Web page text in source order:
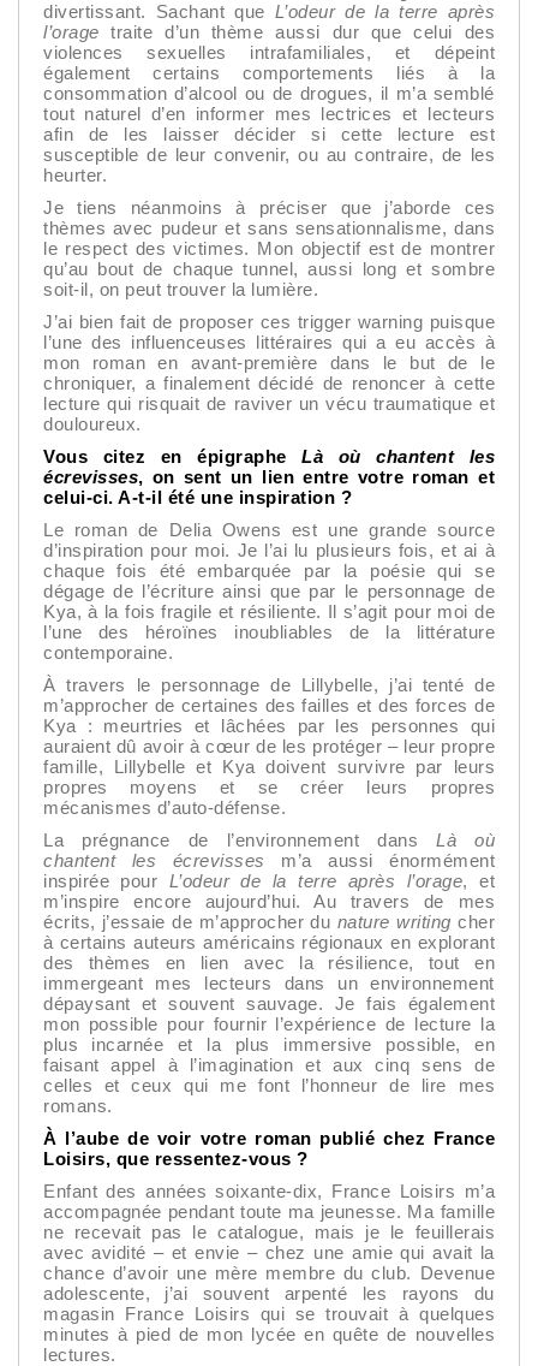
divertissant. Sachant que L’odeur de la terre après
l’orage traite d’un thème aussi dur que celui des
violences sexuelles intrafamiliales, et dépeint
également certains comportements liés à la
consommation d’alcool ou de drogues, il m’a semblé
tout naturel d’en informer mes lectrices et lecteurs
afin de les laisser décider si cette lecture est
susceptible de leur convenir, ou au contraire, de les
heurter.
Je tiens néanmoins à préciser que j’aborde ces
thèmes avec pudeur et sans sensationnalisme, dans
le respect des victimes. Mon objectif est de montrer
qu’au bout de chaque tunnel, aussi long et sombre
soit-il, on peut trouver la lumière.
J’ai bien fait de proposer ces trigger warning puisque
l’une des influenceuses littéraires qui a eu accès à
mon roman en avant-première dans le but de le
chroniquer, a finalement décidé de renoncer à cette
lecture qui risquait de raviver un vécu traumatique et
douloureux.
Vous citez en épigraphe Là où chantent les
écrevisses, on sent un lien entre votre roman et
celui-ci. A-t-il été une inspiration ?
Le roman de Delia Owens est une grande source
d’inspiration pour moi. Je l’ai lu plusieurs fois, et ai à
chaque fois été embarquée par la poésie qui se
dégage de l’écriture ainsi que par le personnage de
Kya, à la fois fragile et résiliente. Il s’agit pour moi de
l’une des héroïnes inoubliables de la littérature
contemporaine.
À travers le personnage de Lillybelle, j’ai tenté de
m’approcher de certaines des failles et des forces de
Kya : meurtries et lâchées par les personnes qui
auraient dû avoir à cœur de les protéger – leur propre
famille, Lillybelle et Kya doivent survivre par leurs
propres moyens et se créer leurs propres
mécanismes d’auto-défense.
La prégnance de l’environnement dans Là où
chantent les écrevisses m’a aussi énormément
inspirée pour L’odeur de la terre après l’orage, et
m’inspire encore aujourd’hui. Au travers de mes
écrits, j’essaie de m’approcher du nature writing cher
à certains auteurs américains régionaux en explorant
des thèmes en lien avec la résilience, tout en
immergeant mes lecteurs dans un environnement
dépaysant et souvent sauvage. Je fais également
mon possible pour fournir l’expérience de lecture la
plus incarnée et la plus immersive possible, en
faisant appel à l’imagination et aux cinq sens de
celles et ceux qui me font l’honneur de lire mes
romans.
À l’aube de voir votre roman publié chez France
Loisirs, que ressentez-vous ?
Enfant des années soixante-dix, France Loisirs m’a
accompagnée pendant toute ma jeunesse. Ma famille
ne recevait pas le catalogue, mais je le feuillerais
avec avidité – et envie – chez une amie qui avait la
chance d’avoir une mère membre du club. Devenue
adolescente, j’ai souvent arpenté les rayons du
magasin France Loisirs qui se trouvait à quelques
minutes à pied de mon lycée en quête de nouvelles
lectures.